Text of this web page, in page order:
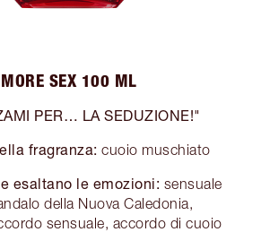
MORE SEX 100 ML
PER… LA SEDUZIONE!"
fragranza: cuoio muschiato
esaltano le emozioni: sensuale
della Nuova Caledonia,
sensuale, accordo di cuoio